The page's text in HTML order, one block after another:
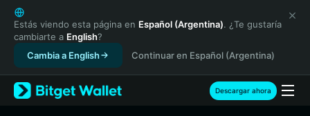
English
日本語
Tiếng Việt
Русский
Español (Latinoamérica)
Türkçe
Estás viendo esta página en Español (Argentina). ¿Te gustaría
cambiarte a English?
Cambia a English
Continuar en Español (Argentina)
Descargar ahora